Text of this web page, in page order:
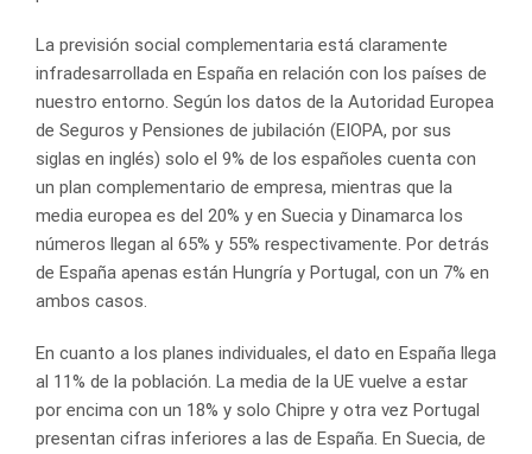
La previsión social complementaria está claramente
infradesarrollada en España en relación con los países de
nuestro entorno. Según los datos de la Autoridad Europea
de Seguros y Pensiones de jubilación (EIOPA, por sus
siglas en inglés) solo el 9% de los españoles cuenta con
un plan complementario de empresa, mientras que la
media europea es del 20% y en Suecia y Dinamarca los
números llegan al 65% y 55% respectivamente. Por detrás
de España apenas están Hungría y Portugal, con un 7% en
ambos casos.
En cuanto a los planes individuales, el dato en España llega
al 11% de la población. La media de la UE vuelve a estar
por encima con un 18% y solo Chipre y otra vez Portugal
presentan cifras inferiores a las de España. En Suecia, de